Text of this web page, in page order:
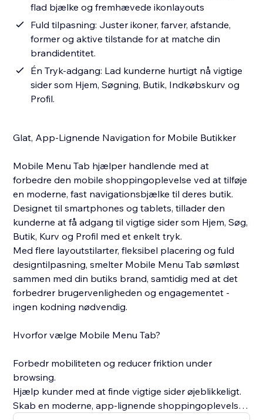
flad bjælke og fremhævede ikonlayouts
Fuld tilpasning: Juster ikoner, farver, afstande,
former og aktive tilstande for at matche din
brandidentitet.
Én Tryk-adgang: Lad kunderne hurtigt nå vigtige
sider som Hjem, Søgning, Butik, Indkøbskurv og
Profil.
Glat, App-Lignende Navigation for Mobile Butikker
Mobile Menu Tab hjælper handlende med at
forbedre den mobile shoppingoplevelse ved at tilføje
en moderne, fast navigationsbjælke til deres butik.
Designet til smartphones og tablets, tillader den
kunderne at få adgang til vigtige sider som Hjem, Søg,
Butik, Kurv og Profil med et enkelt tryk.
Med flere layoutstilarter, fleksibel placering og fuld
designtilpasning, smelter Mobile Menu Tab sømløst
sammen med din butiks brand, samtidig med at det
forbedrer brugervenligheden og engagementet -
ingen kodning nødvendig.
Hvorfor vælge Mobile Menu Tab?
Forbedr mobiliteten og reducer friktion under
browsing.
Hjælp kunder med at finde vigtige sider øjeblikkeligt.
Skab en moderne, app-lignende shoppingoplevelse.